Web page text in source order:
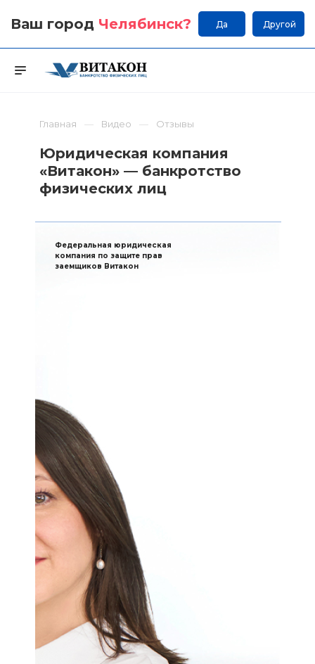
Ваш город Челябинск? Да Другой
Главная Видео Отзывы
Юридическая компания
«Витакон» — банкротство
физических лиц
Федеральная юридическая
компания по защите прав
заемщиков Витакон